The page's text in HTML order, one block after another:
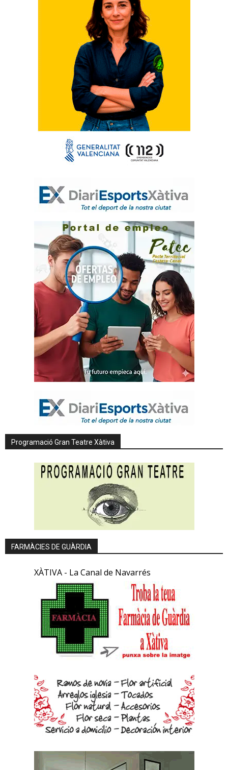
Programació Gran Teatre Xàtiva
FARMÀCIES DE GUÀRDIA
XÀTIVA - La Canal de Navarrés